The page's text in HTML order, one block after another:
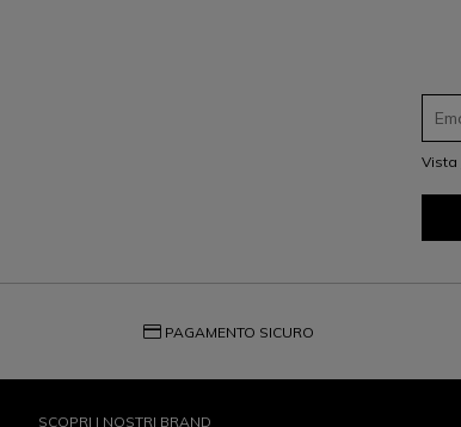
Vista
credit_card PAGAMENTO SICURO
SCOPRI I NOSTRI BRAND